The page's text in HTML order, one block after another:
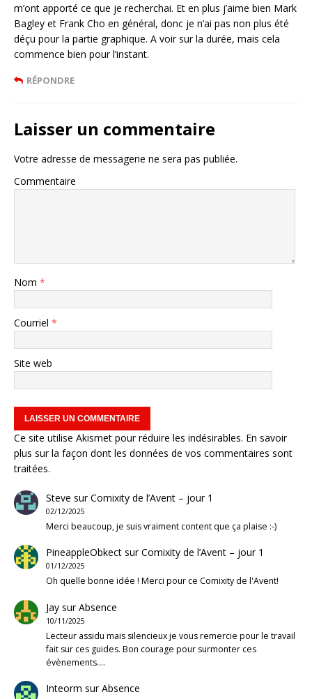
m’ont apporté ce que je recherchai. Et en plus j’aime bien Mark
Bagley et Frank Cho en général, donc je n’ai pas non plus été
déçu pour la partie graphique. A voir sur la durée, mais cela
commence bien pour l’instant.
RÉPONDRE
Laisser un commentaire
Votre adresse de messagerie ne sera pas publiée.
Commentaire
Nom *
Courriel *
Site web
Ce site utilise Akismet pour réduire les indésirables. En savoir
plus sur la façon dont les données de vos commentaires sont
traitées.
Steve surComixity de l’Avent – jour 1
02/12/2025
Merci beaucoup, je suis vraiment content que ça plaise :-)
PineappleObkectsurComixity de l’Avent – jour 1
01/12/2025
Oh quelle bonne idée ! Merci pour ce Comixity de l'Avent!
JaysurAbsence
10/11/2025
Lecteur assidu mais silencieux je vous remercie pour le travail
fait sur ces guides. Bon courage pour surmonter ces
évènements.…
Inteorm surAbsence